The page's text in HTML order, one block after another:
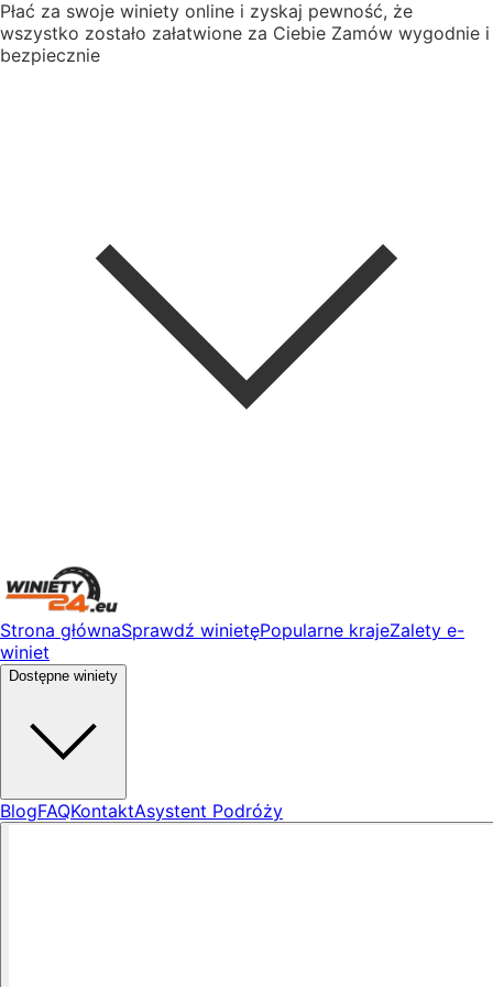
Płać za swoje winiety online i zyskaj pewność, że
wszystko zostało załatwione za Ciebie Zamów wygodnie i
bezpiecznie
Strona głównaSprawdź winietęPopularne krajeZalety e-
winiet
Dostępne winiety
BlogFAQKontaktAsystent Podróży